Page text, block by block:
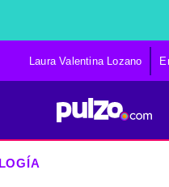
Laura Valentina Lozano